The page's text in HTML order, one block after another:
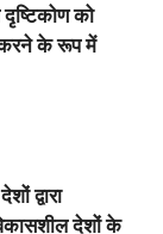
को
करने के रूप में
द्वारा
देशों के